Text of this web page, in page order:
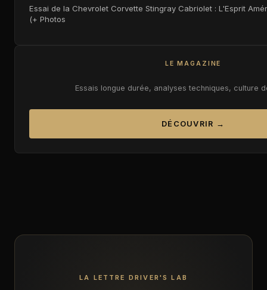
Essai de la Chevrolet Corvette Stingray Cabriolet : L'Esprit
(+ Photos
LE MAGAZINE
Essais longue durée, analyses techniques, culture
DÉCOUVRIR →
LA LETTRE DRIVER'S LAB